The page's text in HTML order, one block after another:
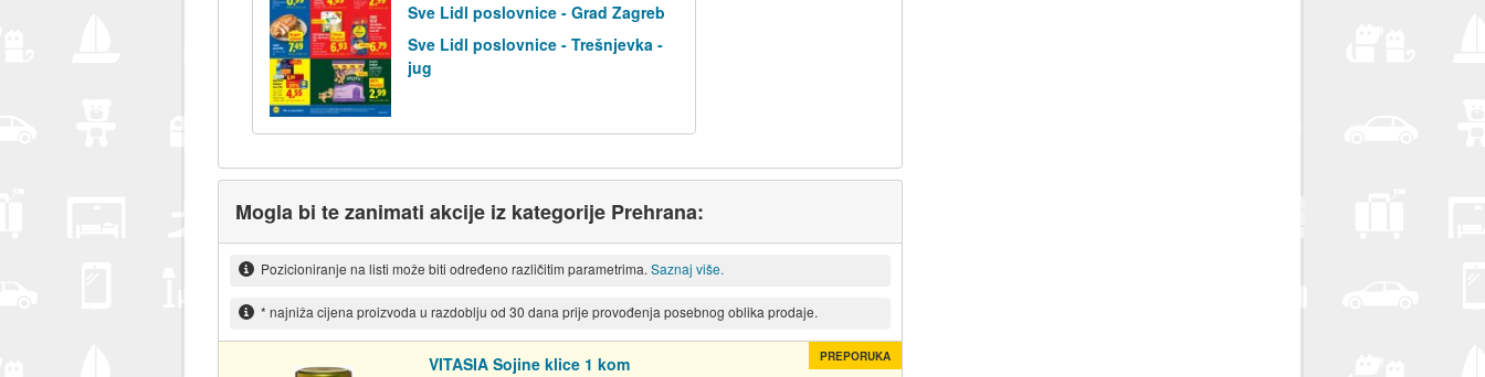
Sve Lidl poslovnice - Grad Zagreb
Sve Lidl poslovnice - Trešnjevka -
jug
Mogla bi te zanimati akcije iz kategorije Prehrana:
Pozicioniranje na listi može biti određeno različitim parametrima.Saznaj više.
* najniža cijena proizvoda u razdoblju od 30 dana prije provođenja posebnog oblika prodaje.
VITASIA Sojine klice 1 kom PREPORUKA